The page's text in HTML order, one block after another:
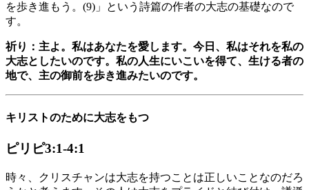
を歩き進もう。(9)」という詩篇の作者の大志の基礎なので
す。
祈り：主よ。私はあなたを愛します。今日、私はそれを私の
大志としたいのです。私の人生にいこいを得て、生ける者の
地で、主の御前を歩き進みたいのです。
キリストのために大志をもつ
ピリピ3:1-4:1
時々、クリスチャンは大志を持つことは正しいことなのだろ